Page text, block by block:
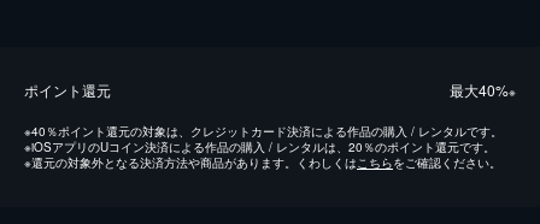
ポイント還元 最⼤40%※
※40％ポイント還元の対象は、クレジットカード決済による作品の購入 / レンタルです。
※iOSアプリのUコイン決済による作品の購入 / レンタルは、20％のポイント還元です。
※還元の対象外となる決済方法や商品があります。くわしくはこちらをご確認ください。